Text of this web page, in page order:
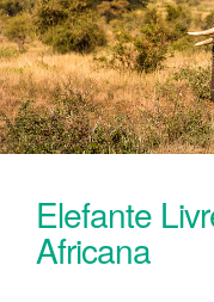
Elefante
Africana